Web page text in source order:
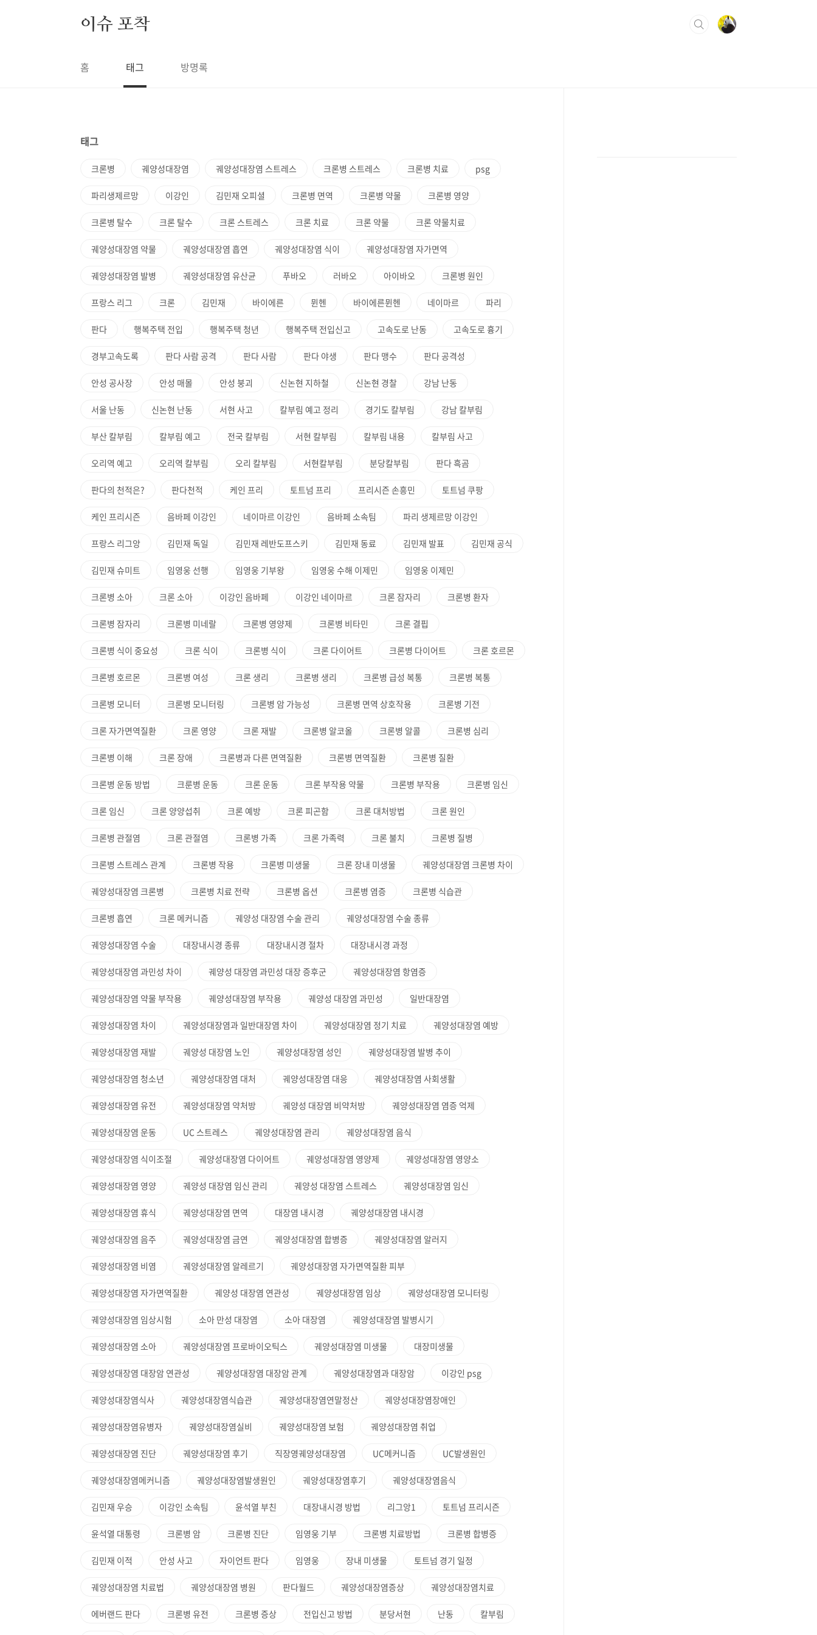
이슈 포착
홈 태그 방명록
태그
크론병 궤양성대장염 궤양성대장염 스트레스 크론병 스트레스 크론병 치료 psg
파리생제르망 이강인 김민재 오피셜 크론병 면역 크론병 약물 크론병 영양
크론병 탈수 크론 탈수 크론 스트레스 크론 치료 크론 약물 크론 약물치료
궤양성대장염 약물 궤양성대장염 흡연 궤양성대장염 식이 궤양성대장염 자가면역
궤양성대장염 발병 궤양성대장염 유산균 푸바오 러바오 아이바오 크론병 원인
프랑스 리그 크론 김민재 바이에른 뮌헨 바이에른뮌헨 네이마르 파리
판다 행복주택 전입 행복주택 청년 행복주택 전입신고 고속도로 난동 고속도로 흉기
경부고속도록 판다 사람 공격 판다 사람 판다 야생 판다 맹수 판다 공격성
안성 공사장 안성 매몰 안성 붕괴 신논현 지하철 신논현 경찰 강남 난동
서울 난동 신논현 난동 서현 사고 칼부림 예고 정리 경기도 칼부림 강남 칼부림
부산 칼부림 칼부림 예고 전국 칼부림 서현 칼부림 칼부림 내용 칼부림 사고
오리역 예고 오리역 칼부림 오리 칼부림 서현칼부림 분당칼부림 판다 흑곰
판다의 천적은? 판다천적 케인 프리 토트넘 프리 프리시즌 손흥민 토트넘 쿠팡
케인 프리시즌 음바페 이강인 네이마르 이강인 음바페 소속팀 파리 생제르망 이강인
프랑스 리그앙 김민재 독일 김민재 레반도프스키 김민재 동료 김민재 발표 김민재 공식
김민재 슈미트 임영웅 선행 임영웅 기부왕 임영웅 수해 이제민 임영웅 이제민
크론병 소아 크론 소아 이강인 음바페 이강인 네이마르 크론 잠자리 크론병 환자
크론병 잠자리 크론병 미네랄 크론병 영양제 크론병 비타민 크론 결핍
크론병 식이 중요성 크론 식이 크론병 식이 크론 다이어트 크론병 다이어트 크론 호르몬
크론병 호르몬 크론병 여성 크론 생리 크론병 생리 크론병 급성 복통 크론병 복통
크론병 모니터 크론병 모니터링 크론병 암 가능성 크론병 면역 상호작용 크론병 기전
크론 자가면역질환 크론 영양 크론 재발 크론병 알코올 크론병 알콜 크론병 심리
크론병 이해 크론 장애 크론병과 다른 면역질환 크론병 면역질환 크론병 질환
크론병 운동 방법 크룬병 운동 크론 운동 크론 부작용 약물 크론병 부작용 크론병 임신
크론 임신 크론 양양섭취 크론 예방 크론 피곤함 크론 대처방법 크론 원인
크론병 관절염 크론 관절염 크론병 가족 크론 가족력 크론 불치 크론병 질병
크론병 스트레스 관계 크론병 작용 크론병 미생물 크론 장내 미생물 궤양성대장염 크론병 차이
궤양성대장염 크론병 크론병 치료 전략 크론병 옵션 크론병 염증 크론병 식습관
크론병 흡연 크론 메커니즘 궤양성 대장염 수술 관리 궤양성대장염 수술 종류
궤양성대장염 수술 대장내시경 종류 대장내시경 절차 대장내시경 과정
궤양성대장염 과민성 차이 궤양성 대장염 과민성 대장 증후군 궤양성대장염 항염증
궤양성대장염 약물 부작용 궤양성대장염 부작용 궤양성 대장염 과민성 일반대장염
궤양성대장염 차이 궤양성대장염과 일반대장염 차이 궤양성대장염 정기 치료 궤양성대장염 예방
궤양성대장염 재발 궤양성 대장염 노인 궤양성대장염 성인 궤양성대장염 발병 추이
궤양성대장염 청소년 궤양성대장염 대처 궤양성대장염 대응 궤양성대장염 사회생활
궤양성대장염 유전 궤양성대장염 약처방 궤양성 대장염 비약처방 궤양성대장염 염증 억제
궤양성대장염 운동 UC 스트레스 궤양성대장염 관리 궤양성대장염 음식
궤양성대장염 식이조절 궤양성대장염 다이어트 궤양성대장염 영양제 궤양성대장염 영양소
궤양성대장염 영양 궤양성 대장염 임신 관리 궤양성 대장염 스트레스 궤양성대장염 임신
궤양성대장염 휴식 궤양성대장염 면역 대장염 내시경 궤양성대장염 내시경
궤양성대장염 음주 궤양성대장염 금연 궤양성대장염 합병증 궤양성대장염 알러지
궤양성대장염 비염 궤양성대장염 알레르기 궤양성대장염 자가면역질환 피부
궤양성대장염 자가면역질환 궤양성 대장염 연관성 궤양성대장염 임상 궤양성대장염 모니터링
궤양성대장염 임상시험 소아 만성 대장염 소아 대장염 궤양성대장염 발병시기
궤양성대장염 소아 궤양성대장염 프로바이오틱스 궤양성대장염 미생물 대장미생물
궤양성대장염 대장암 연관성 궤양성대장염 대장암 관계 궤양성대장염과 대장암 이강인 psg
궤양성대장염식사 궤양성대장염식습관 궤양성대장염연말정산 궤양성대장염장애인
궤양성대장염유병자 궤양성대장염실비 궤양성대장염 보험 궤양성대장염 취업
궤양성대장염 진단 궤양성대장염 후기 직장영궤양성대장염 UC메커니즘 UC발생원인
궤양성대장염메커니즘 궤양성대장염발생원인 궤양성대장염후기 궤양성대장염음식
김민재 우승 이강인 소속팀 윤석열 부친 대장내시경 방법 리그앙1 토트넘 프리시즌
윤석열 대통령 크론병 암 크론병 진단 임영웅 기부 크론병 치료방법 크론병 합병증
김민재 이적 안성 사고 자이언트 판다 임영웅 장내 미생물 토트넘 경기 일정
궤양성대장염 치료법 궤양성대장염 병원 판다월드 궤양성대장염증상 궤양성대장염치료
에버랜드 판다 크론병 유전 크론병 증상 전입신고 방법 분당서현 난동 칼부림